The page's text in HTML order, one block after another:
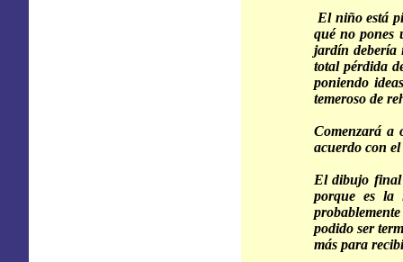
El niño está
qué no pones
jardín debería
total pérdida
poniendo
temeroso de
Comenzará a
acuerdo con
El dibujo final
porque es la
podido ser
más para